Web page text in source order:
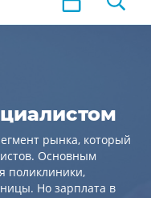
рынка, который
Основным
поликлиники,
Но зарплата в